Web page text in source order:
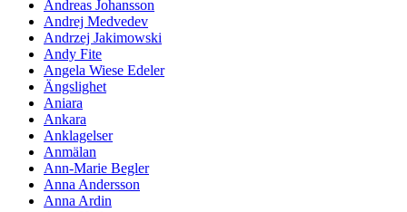
Andreas Johansson
Andrej Medvedev
Andrzej Jakimowski
Andy Fite
Angela Wiese Edeler
Ängslighet
Aniara
Ankara
Anklagelser
Anmälan
Ann-Marie Begler
Anna Andersson
Anna Ardin